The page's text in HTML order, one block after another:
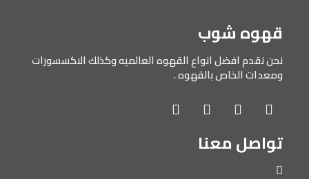
قهوه شوب
نحن نقدم افضل انواع القهوه العالميه وكذلك الاكسسورات
ومعدات الخاص بالقهوه .
تواصل معنا